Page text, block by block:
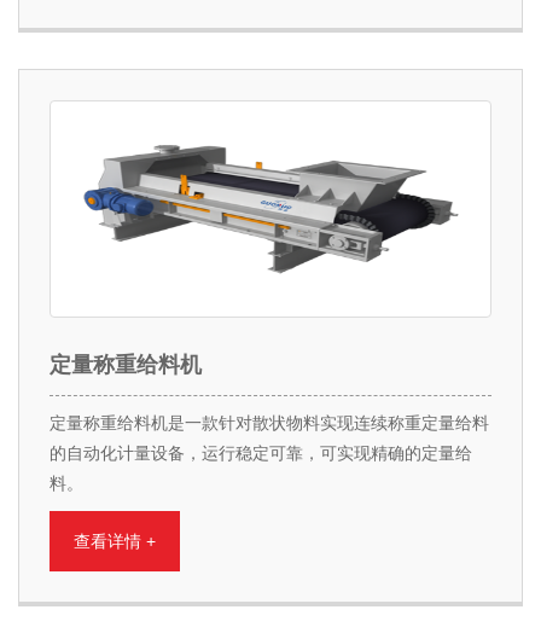
定量称重给料机
定量称重给料机是一款针对散状物料实现连续称重定量给料
的自动化计量设备，运行稳定可靠，可实现精确的定量给
料。
查看详情 +